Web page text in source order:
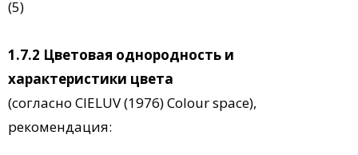
(5)
1.7.2 Цветовая однородность и
характеристики цвета
(согласно CIELUV (1976) Colour space),
рекомендация: